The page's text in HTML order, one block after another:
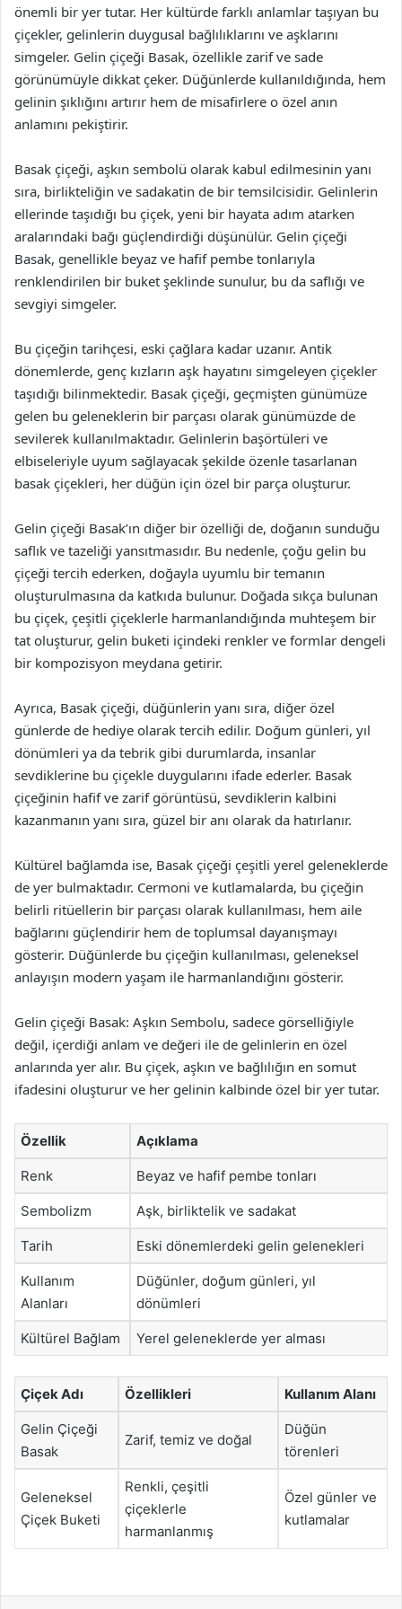
önemli bir yer tutar. Her kültürde farklı anlamlar taşıyan bu
çiçekler, gelinlerin duygusal bağlılıklarını ve aşklarını
simgeler. Gelin çiçeği Basak, özellikle zarif ve sade
görünümüyle dikkat çeker. Düğünlerde kullanıldığında, hem
gelinin şıklığını artırır hem de misafirlere o özel anın
anlamını pekiştirir.
Basak çiçeği, aşkın sembolü olarak kabul edilmesinin yanı
sıra, birlikteliğin ve sadakatin de bir temsilcisidir. Gelinlerin
ellerinde taşıdığı bu çiçek, yeni bir hayata adım atarken
aralarındaki bağı güçlendirdiği düşünülür. Gelin çiçeği
Basak, genellikle beyaz ve hafif pembe tonlarıyla
renklendirilen bir buket şeklinde sunulur, bu da saflığı ve
sevgiyi simgeler.
Bu çiçeğin tarihçesi, eski çağlara kadar uzanır. Antik
dönemlerde, genç kızların aşk hayatını simgeleyen çiçekler
taşıdığı bilinmektedir. Basak çiçeği, geçmişten günümüze
gelen bu geleneklerin bir parçası olarak günümüzde de
sevilerek kullanılmaktadır. Gelinlerin başörtüleri ve
elbiseleriyle uyum sağlayacak şekilde özenle tasarlanan
basak çiçekleri, her düğün için özel bir parça oluşturur.
Gelin çiçeği Basak’ın diğer bir özelliği de, doğanın sunduğu
saflık ve tazeliği yansıtmasıdır. Bu nedenle, çoğu gelin bu
çiçeği tercih ederken, doğayla uyumlu bir temanın
oluşturulmasına da katkıda bulunur. Doğada sıkça bulunan
bu çiçek, çeşitli çiçeklerle harmanlandığında muhteşem bir
tat oluşturur, gelin buketi içindeki renkler ve formlar dengeli
bir kompozisyon meydana getirir.
Ayrıca, Basak çiçeği, düğünlerin yanı sıra, diğer özel
günlerde de hediye olarak tercih edilir. Doğum günleri, yıl
dönümleri ya da tebrik gibi durumlarda, insanlar
sevdiklerine bu çiçekle duygularını ifade ederler. Basak
çiçeğinin hafif ve zarif görüntüsü, sevdiklerin kalbini
kazanmanın yanı sıra, güzel bir anı olarak da hatırlanır.
Kültürel bağlamda ise, Basak çiçeği çeşitli yerel geleneklerde
de yer bulmaktadır. Cermoni ve kutlamalarda, bu çiçeğin
belirli ritüellerin bir parçası olarak kullanılması, hem aile
bağlarını güçlendirir hem de toplumsal dayanışmayı
gösterir. Düğünlerde bu çiçeğin kullanılması, geleneksel
anlayışın modern yaşam ile harmanlandığını gösterir.
Gelin çiçeği Basak: Aşkın Sembolu, sadece görselliğiyle
değil, içerdiği anlam ve değeri ile de gelinlerin en özel
anlarında yer alır. Bu çiçek, aşkın ve bağlılığın en somut
ifadesini oluşturur ve her gelinin kalbinde özel bir yer tutar.
Özellik Açıklama
Renk Beyaz ve hafif pembe tonları
Sembolizm Aşk, birliktelik ve sadakat
Tarih Eski dönemlerdeki gelin gelenekleri
Kullanım
Alanları
Düğünler, doğum günleri, yıl
dönümleri
Kültürel Bağlam Yerel geleneklerde yer alması
Çiçek Adı Özellikleri Kullanım Alanı
Gelin Çiçeği
Basak
Zarif, temiz ve doğal
Düğün
törenleri
Geleneksel
Çiçek Buketi
Renkli, çeşitli
çiçeklerle
harmanlanmış
Özel günler ve
kutlamalar